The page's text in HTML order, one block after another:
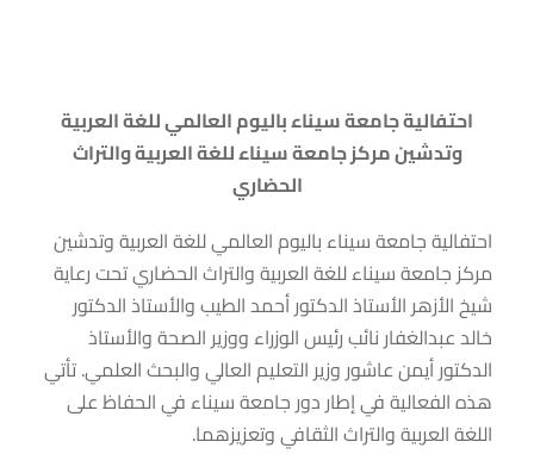
احتفالية جامعة سيناء باليوم العالمي للغة العربية
وتدشين مركز جامعة سيناء للغة العربية والتراث
الحضاري
احتفالية جامعة سيناء باليوم العالمي للغة العربية وتدشين
مركز جامعة سيناء للغة العربية والتراث الحضاري تحت رعاية
شيخ الأزهر الأستاذ الدكتور أحمد الطيب والأستاذ الدكتور
خالد عبدالغفار نائب رئيس الوزراء ووزير الصحة والأستاذ
الدكتور أيمن عاشور وزير التعليم العالي والبحث العلمي. تأتي
هذه الفعالية في إطار دور جامعة سيناء في الحفاظ على
اللغة العربية والتراث الثقافي وتعزيزهما.